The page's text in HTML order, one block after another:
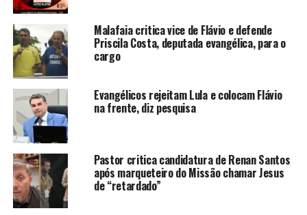
Malafaia critica vice de Flávio e defende
Priscila Costa, deputada evangélica, para o
cargo
Evangélicos rejeitam Lula e colocam Flávio
na frente, diz pesquisa
Pastor critica candidatura de Renan Santos
após marqueteiro do Missão chamar Jesus
de “retardado”